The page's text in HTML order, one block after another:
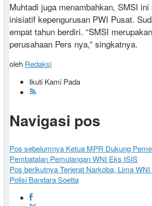
Muhtadi juga menambahkan, SMSI
inisiatif kepengurusan PWI Pusat.
empat tahun berdiri. “SMSI
perusahaan Pers nya,” singkatnya.
oleh Redaksi
Ikuti Kami Pada
Navigasi pos
Pos sebelumnya Ketua MPR Dukung
Pembatalan Pemulangan WNI Eks ISIS
Pos berikutnyaTerjerat Narkoba, Lima
Polisi Bandara Soetta